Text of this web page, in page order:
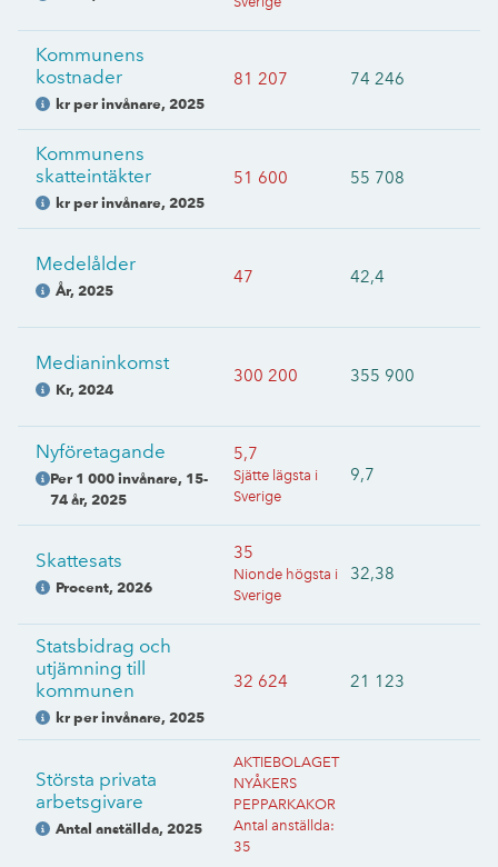
Kommunens
kostnader
kr per invånare, 2025
81 207 74 246
Kommunens
skatteintäkter
kr per invånare, 2025
51 600 55 708
Medelålder
År, 2025
47 42,4
Medianinkomst
Kr, 2024
300 200 355 900
Nyföretagande
Per 1 000 invånare, 15-
74 år,2025
5,7
Sjätte lägsta i
Sverige
9,7
Skattesats
Procent, 2026
35
Nionde högsta i
Sverige
32,38
Statsbidrag och
utjämning till
kommunen
kr per invånare, 2025
32 624 21 123
Största privata
arbetsgivare
Antal anställda, 2025
AKTIEBOLAGET
NYÅKERS
PEPPARKAKOR
Antal anställda:
35